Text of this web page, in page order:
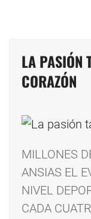
LA PASIÓN
CORAZÓN
MILLONES
ANSIAS EL
NIVEL
CADA